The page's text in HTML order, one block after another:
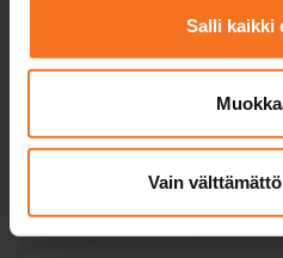
Salli kaikki
Vain
Tehokkaat
Kurssien teoriatunnit ja
saat suoritettua
parhaiten sopii.